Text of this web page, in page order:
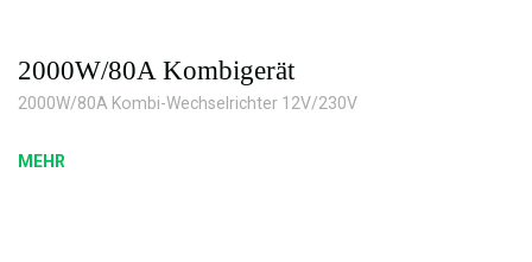
2000W/80A Kombigerät
2000W/80A Kombi-Wechselrichter 12V/230V
MEHR